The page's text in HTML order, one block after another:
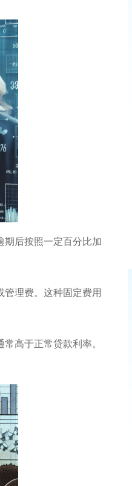
期后按照一定百分比加
理费。这种固定费用
高于正常贷款利率。